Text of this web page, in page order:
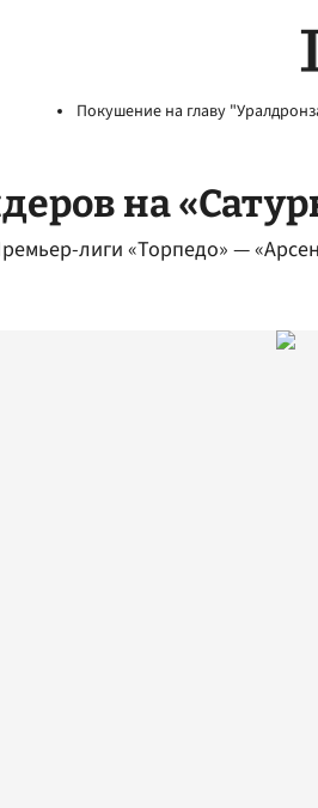
Покушение на главу
на
лиги «Торпедо» —